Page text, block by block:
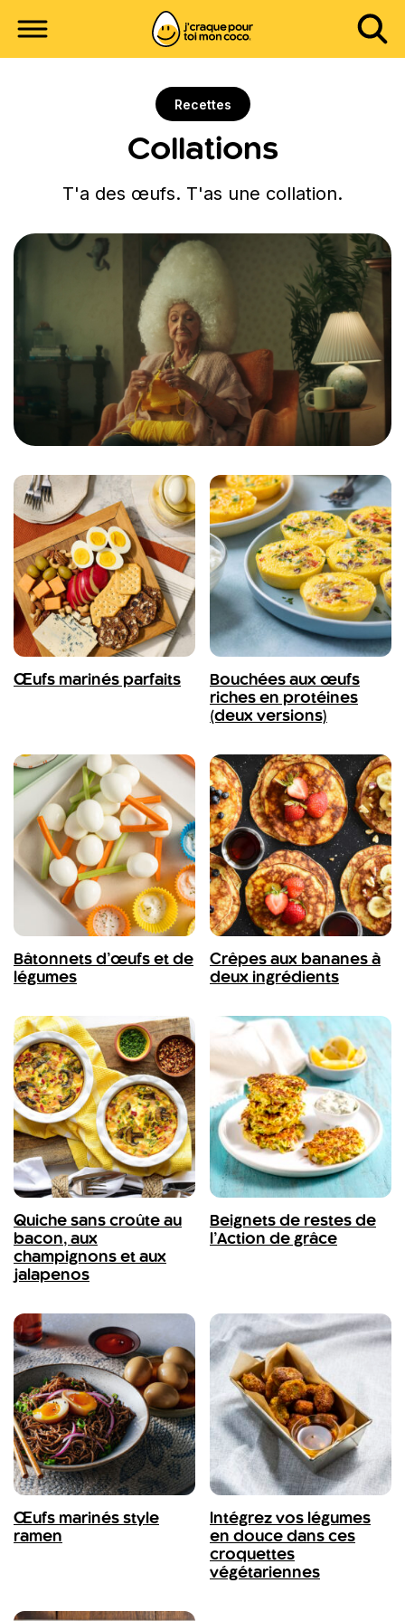
Recettes
Collations
T'a des œufs. T'as une collation.
Œufs marinés parfaits
Bouchées aux œufs
riches en protéines
(deux versions)
Bâtonnets d’œufs et de
légumes
Crêpes aux bananes à
deux ingrédients
Quiche sans croûte au
bacon, aux
champignons et aux
jalapenos
Beignets de restes de
l’Action de grâce
Œufs marinés style
ramen
Intégrez vos légumes
en douce dans ces
croquettes
végétariennes